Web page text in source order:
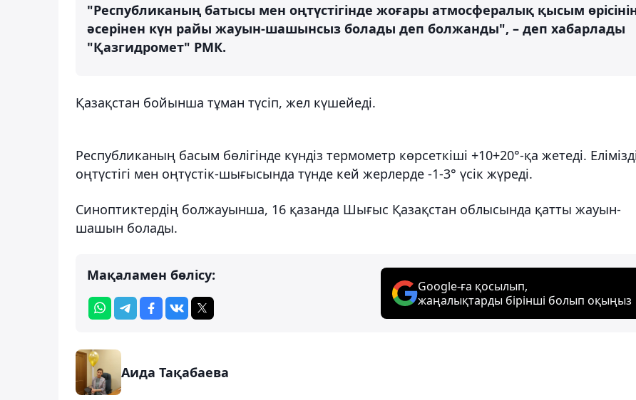
"Республиканың батысы мен оңтүстігінде жоғары атмосфералық қысым
әсерінен күн райы жауын-шашынсыз болады деп болжанды", – деп хабарлады
"Қазгидромет" РМК.
Қазақстан бойынша тұман түсіп, жел күшейеді.
Республиканың басым бөлігінде күндіз термометр көрсеткіші +10+20°-қа жетеді.
оңтүстігі мен оңтүстік-шығысында түнде кей жерлерде -1-3° үсік жүреді.
Синоптиктердің болжауынша, 16 қазанда Шығыс Қазақстан облысында қатты жауын-
шашын болады.
Мақаламен бөлісу:
Google-ға қосылып,
жаңалықтарды бірінші болып оқыңыз
Аида Тақабаева